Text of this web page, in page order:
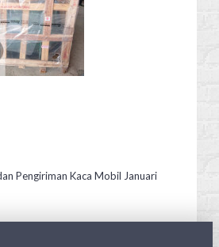
Pengiriman Kaca Mobil Januari